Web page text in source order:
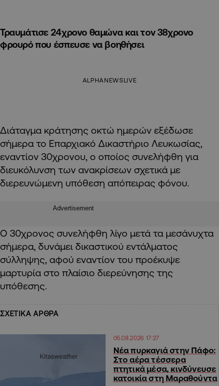
Τραυμάτισε 24χρονο θαμώνα και τον 38χρονο
φρουρό που έσπευσε να βοηθήσει
ALPHANEWSLIVE
Διάταγμα κράτησης οκτώ ημερών εξέδωσε
σήμερα το Επαρχιακό Δικαστήριο Λευκωσίας,
εναντίον 30χρονου, ο οποίος συνελήφθη για
διευκόλυνση των ανακρίσεων σχετικά με
διερευνώμενη υπόθεση απόπειρας φόνου.
Advertisement
Ο 30χρονος συνελήφθη λίγο μετά τα μεσάνυχτα
σήμερα, δυνάμει δικαστικού εντάλματος
σύλληψης, αφού εναντίον του προέκυψε
μαρτυρία στο πλαίσιο διερεύνησης της
υπόθεσης.
ΣΧΕΤΙΚΑ ΑΡΘΡΑ
05.08.2026 17:27
Νέα πυρκαγιά στην Πάφο:
Στο αέρα τέσσερα
πτητικά μέσα, κινδύνευσε
κατοικία στη Μαραθούντα